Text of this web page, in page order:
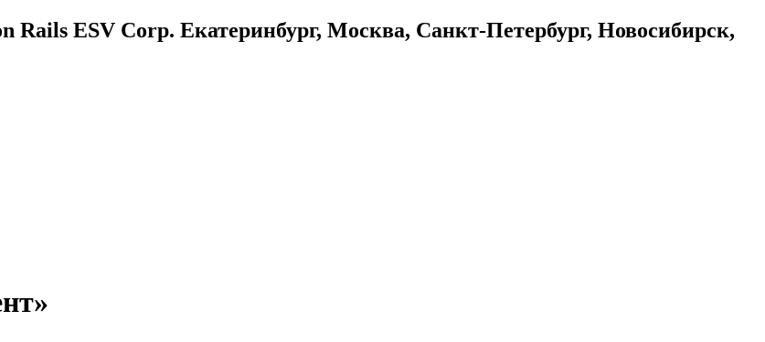
Rails ESV Corp. Екатеринбург, Москва, Санкт-Петербург, Новосибирск,